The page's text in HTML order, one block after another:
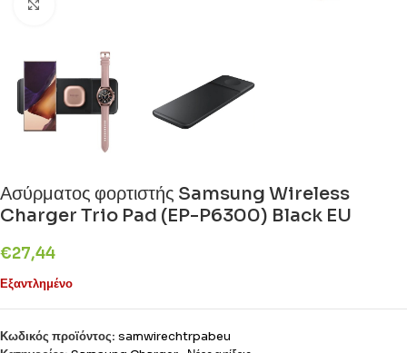
Ασύρματος φορτιστής Samsung Wireless
Charger Trio Pad (EP-P6300) Black EU
€27,44
Εξαντλημένο
Κωδικός προϊόντος: samwirechtrpabeu